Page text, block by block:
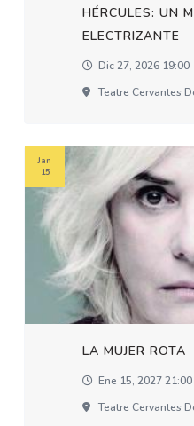
HÉRCULES: UN
ELECTRIZANTE
Dic 27, 2026 19:00
Teatre Cervantes
LA MUJER ROTA
Ene 15, 2027 21:00
Teatre Cervantes
Jan
15